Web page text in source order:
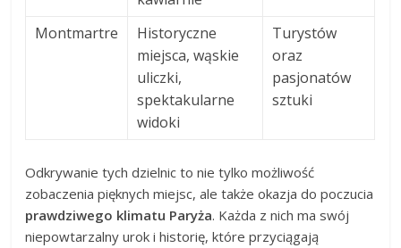
Montmartre
Historyczne
miejsca, wąskie
uliczki,
spektakularne
widoki
Turystów
oraz
pasjonatów
sztuki
Odkrywanie tych dzielnic to nie tylko możliwość
zobaczenia pięknych miejsc, ale także okazja do poczucia
prawdziwego klimatu Paryża. Każda z nich ma swój
niepowtarzalny urok i historię, które przyciągają